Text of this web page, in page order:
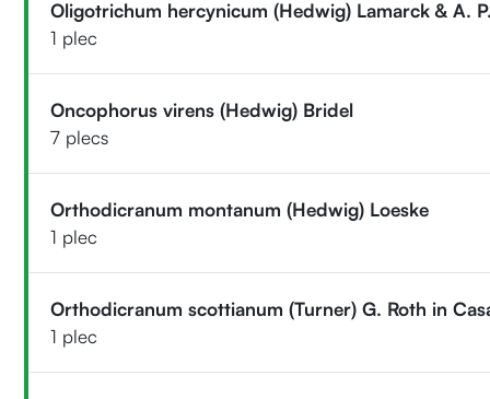
Oligotrichum hercynicum (Hedwig) Lamarck & A.
1 plec
Oncophorus virens (Hedwig) Bridel
7 plecs
Orthodicranum montanum (Hedwig) Loeske
1 plec
Orthodicranum scottianum (Turner) G. Roth in
1 plec